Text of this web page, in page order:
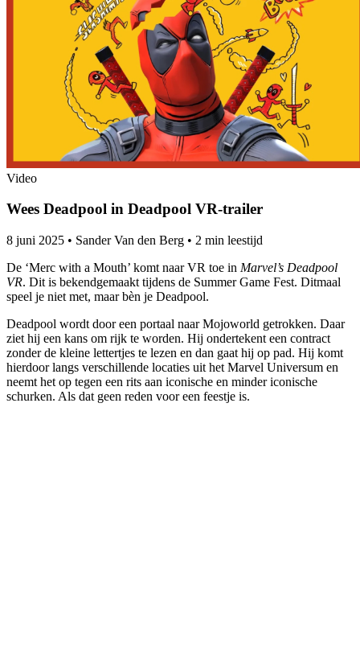
Video
Wees Deadpool in Deadpool VR-trailer
8 juni 2025 • Sander Van den Berg • 2 min leestijd
De ‘Merc with a Mouth’ komt naar VR toe in Marvel’s Deadpool
VR. Dit is bekendgemaakt tijdens de Summer Game Fest. Ditmaal
speel je niet met, maar bèn je Deadpool.
Deadpool wordt door een portaal naar Mojoworld getrokken. Daar
ziet hij een kans om rijk te worden. Hij ondertekent een contract
zonder de kleine lettertjes te lezen en dan gaat hij op pad. Hij komt
hierdoor langs verschillende locaties uit het Marvel Universum en
neemt het op tegen een rits aan iconische en minder iconische
schurken. Als dat geen reden voor een feestje is.